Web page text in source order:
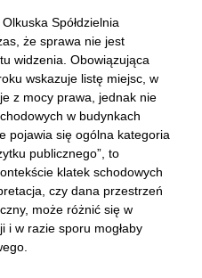
Spółdzielnia
że sprawa nie jest
widzenia. Obowiązująca
wskazuje listę miejsc, w
z mocy prawa, jednak nie
w budynkach
pojawia się ogólna kategoria
publicznego”, to
klatek schodowych
czy dana przestrzeń
może różnić się w
i w razie sporu mogłaby